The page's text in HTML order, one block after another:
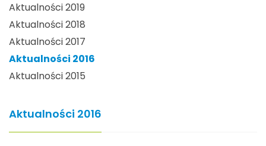
Aktualności 2019
Aktualności 2018
Aktualności 2017
Aktualności 2016
Aktualności 2015
Aktualności 2016